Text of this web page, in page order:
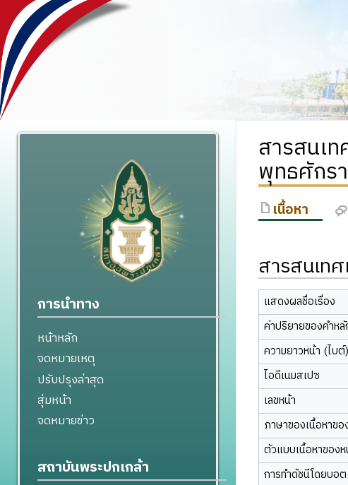
สารสนเ
พุทธศักร
เนื้อหา
สารสนเท
แสดงผลชื่อเรื่อง
ค่าปริยายของคำห
ความยาวหน้า (ไบต์)
ไอดีเนมสเปซ
เลขหน้า
ภาษาของเนื้อหาขอ
ตัวแบบเนื้อหาของ
การทำดัชนีโดยบอต
การนำทาง
หน้าหลัก
จดหมายเหตุ
ปรับปรุงล่าสุด
สุ่มหน้า
จดหมายข่าว
สถาบันพระปกเกล้า